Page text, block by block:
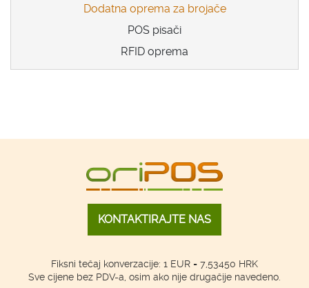
Dodatna oprema za brojače
POS pisači
RFID oprema
KONTAKTIRAJTE NAS
Fiksni tečaj konverzacije: 1 EUR = 7,53450 HRK
Sve cijene bez PDV-a, osim ako nije drugačije navedeno.